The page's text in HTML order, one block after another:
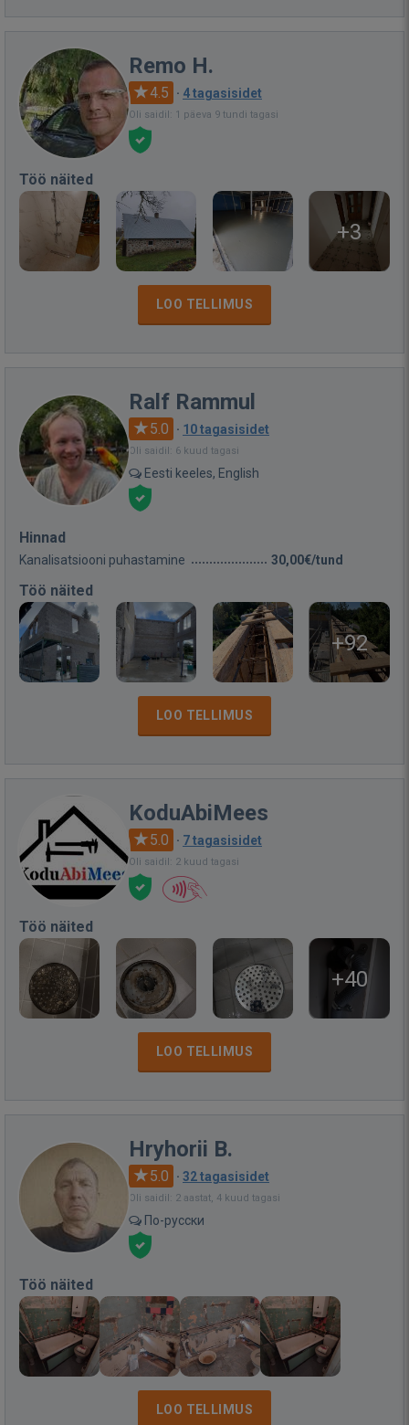
Remo H.
4.5 · 4 tagasisidet
Oli saidil: 1 päeva 9 tundi tagasi
Töö näited
+3
LOO TELLIMUS
Ralf Rammul
5.0 · 10 tagasisidet
Oli saidil: 6 kuud tagasi
Eesti keeles, English
Hinnad
Kanalisatsiooni puhastamine 30,00€/tund
Töö näited
+92
LOO TELLIMUS
KoduAbiMees
5.0 · 7 tagasisidet
Oli saidil: 2 kuud tagasi
Töö näited
+40
LOO TELLIMUS
Hryhorii B.
5.0 · 32 tagasisidet
Oli saidil: 2 aastat, 4 kuud tagasi
По-русски
Töö näited
LOO TELLIMUS